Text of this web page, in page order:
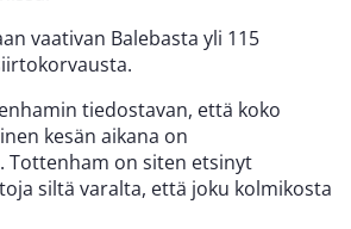
vaativan Balebasta yli 115
tiedostavan, että koko
kesän aikana on
Tottenham on siten etsinyt
siltä varalta, että joku kolmikosta